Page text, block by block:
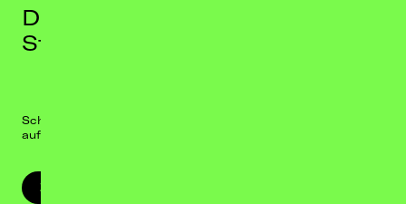
Dein Lieblings-Act in deiner
Stadt?
Schau nach, ob dein Live-Highlight bald auch in deiner Stadt
auftritt.
ZUR ÜBERSICHT